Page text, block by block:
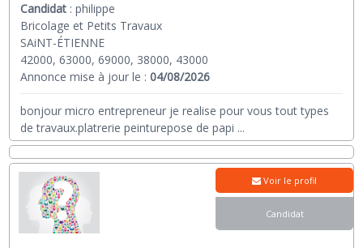
Candidat :philippe
Bricolage et Petits Travaux
SAiNT-ÉTIENNE
42000, 63000, 69000, 38000, 43000
Annonce mise à jour le :04/08/2026
bonjour micro entrepreneur je realise pour vous tout types
de travaux.platrerie peinturepose de papi ...
Voir le profil
Candidat